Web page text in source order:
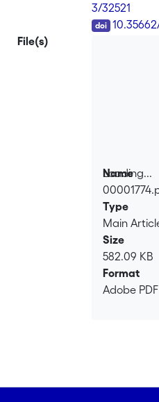
3/32521
File(s)
Loading...
Loading...
Name
Type
Main
Size
582.09 KB
Format
Adobe PDF